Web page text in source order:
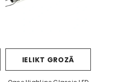
IELIKT GROZĀ